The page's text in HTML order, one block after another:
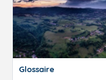
Glossaire